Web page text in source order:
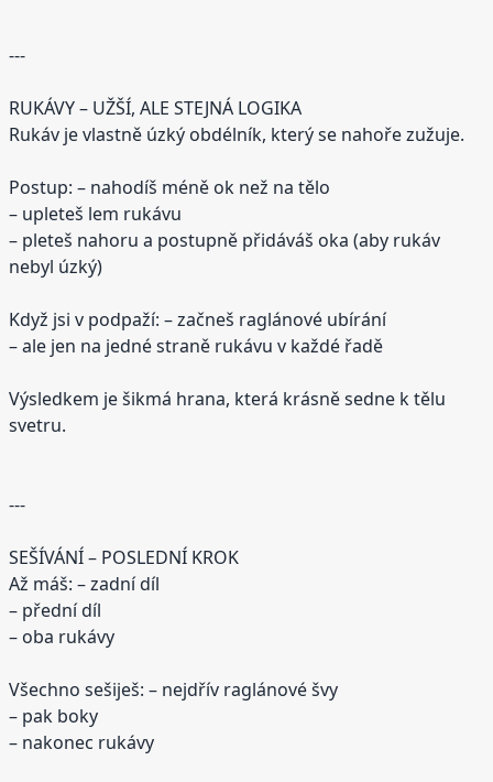
---
RUKÁVY – UŽŠÍ, ALE STEJNÁ LOGIKA
Rukáv je vlastně úzký obdélník, který se nahoře zužuje.
Postup: – nahodíš méně ok než na tělo
– upleteš lem rukávu
– pleteš nahoru a postupně přidáváš oka (aby rukáv
nebyl úzký)
Když jsi v podpaží: – začneš raglánové ubírání
– ale jen na jedné straně rukávu v každé řadě
Výsledkem je šikmá hrana, která krásně sedne k tělu
svetru.
---
SEŠÍVÁNÍ – POSLEDNÍ KROK
Až máš: – zadní díl
– přední díl
– oba rukávy
Všechno sešiješ: – nejdřív raglánové švy
– pak boky
– nakonec rukávy